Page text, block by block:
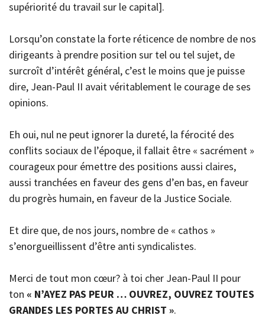
supériorité du travail sur le capital].
Lorsqu’on constate la forte réticence de nombre de nos
dirigeants à prendre position sur tel ou tel sujet, de
surcroît d’intérêt général, c’est le moins que je puisse
dire, Jean-Paul II avait véritablement le courage de ses
opinions.
Eh oui, nul ne peut ignorer la dureté, la férocité des
conflits sociaux de l’époque, il fallait être « sacrément »
courageux pour émettre des positions aussi claires,
aussi tranchées en faveur des gens d’en bas, en faveur
du progrès humain, en faveur de la Justice Sociale.
Et dire que, de nos jours, nombre de « cathos »
s’enorgueillissent d’être anti syndicalistes.
Merci de tout mon cœur? à toi cher Jean-Paul II pour
ton « N’AYEZ PAS PEUR … OUVREZ, OUVREZ TOUTES
GRANDES LES PORTES AU CHRIST ».